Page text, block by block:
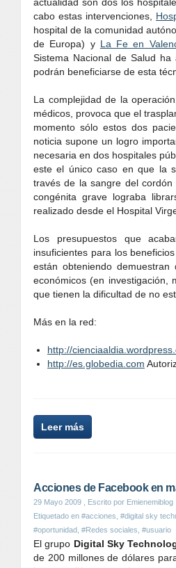
cabo estas intervenciones,
hospital de la comunidad
de Europa) y La Fe en
Sistema Nacional de Salud
podrán beneficiarse de esta
La complejidad de la
médicos, provoca que el
momento sólo estos dos
noticia supone un logro
necesaria en dos hospitales
este el único caso en que la
través de la sangre del
congénita grave lograba
realizado desde el Hospital
Los presupuestos que
insuficientes para los
están obteniendo
económicos (en investigación,
que tienen la dificultad de no
Más en la red:
http://
http://es.globedia.com
Leer más
Acciones de Facebook en
29 Mayo 2009 , Escrito por Emienemiblog
Etiquetado en #acciones #digital sky
#oportunidad #Redes sociales #usuario
El grupo Digital Sky
de 200 millones de dólares